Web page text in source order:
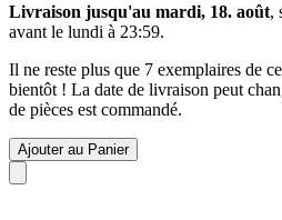
Livraison jusqu'au mardi, 18. août,
avant le lundi à 23:59.
Il ne reste plus que 7 exemplaires de
bientôt ! La date de livraison peut
de pièces est commandé.
Ajouter au Panier